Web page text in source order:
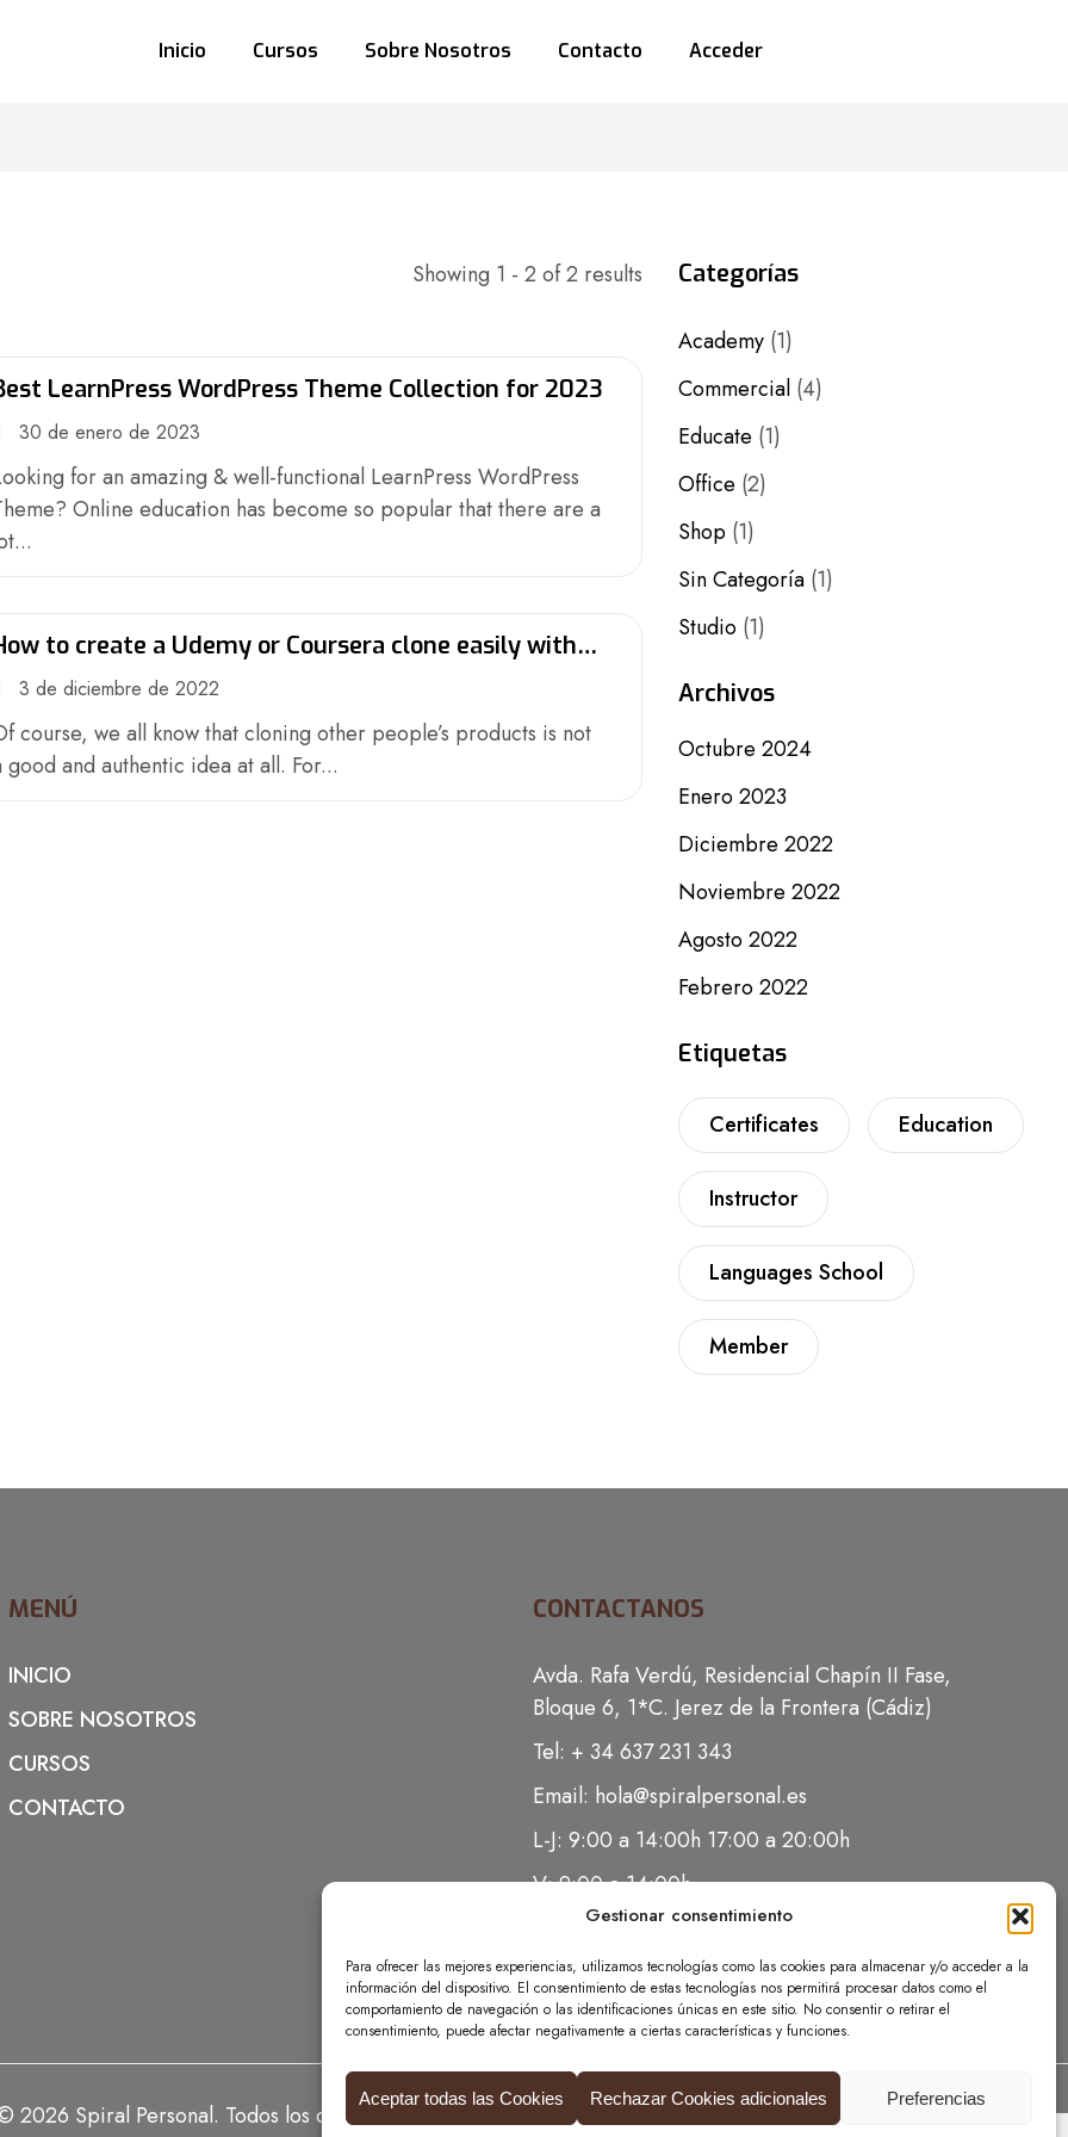
Gestionar consentimiento
Para ofrecer las mejores experiencias, utilizamos tecnologías como las cookies para almacenar y/o acceder a la
información del dispositivo. El consentimiento de estas tecnologías nos permitirá procesar datos como el
comportamiento de navegación o las identificaciones únicas en este sitio. No consentir o retirar el
consentimiento, puede afectar negativamente a ciertas características y funciones.
Aceptar todas las Cookies Rechazar Cookies adicionales Preferencias
Inicio Cursos Sobre Nosotros Contacto Acceder
Showing 1 - 2 of 2 results
LearnPress WordPress Theme Collection for 2023
30 de enero de 2023
for an amazing & well-functional LearnPress WordPress
Online education has become so popular that there are a
to create a Udemy or Coursera clone easily with
3 de diciembre de 2022
course, we all know that cloning other people’s products is not
good and authentic idea at all. For...
Categorías
Academy (1)
Commercial (4)
Educate (1)
Office (2)
Shop (1)
Sin Categoría (1)
Studio (1)
Archivos
Octubre 2024
Enero 2023
Diciembre 2022
Noviembre 2022
Agosto 2022
Febrero 2022
Etiquetas
Certificates Education
Instructor
Languages School
Member
MENÚ
INICIO
SOBRE NOSOTROS
CURSOS
CONTACTO
CONTACTANOS
Avda. Rafa Verdú, Residencial Chapín II Fase,
Bloque 6, 1*C. Jerez de la Frontera (Cádiz)
Tel: + 34 637 231 343
Email: hola@spiralpersonal.es
L-J: 9:00 a 14:00h 17:00 a 20:00h
V: 9:00 a 14:00h
2026 Spiral Personal. Todos los derechos reservados